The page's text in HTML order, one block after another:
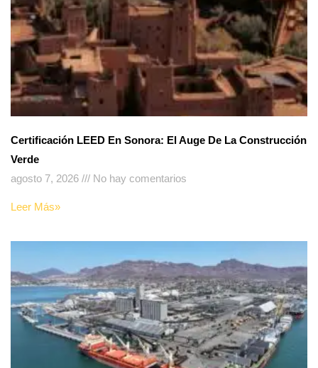
Certificación LEED En Sonora: El Auge De La Construcción
Verde
agosto 7, 2026
No hay comentarios
Leer Más»